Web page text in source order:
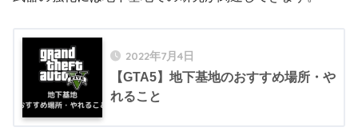
2022年7月4日
【GTA5】地下基地のおすすめ場所・や
れること